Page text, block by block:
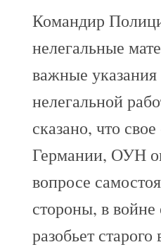
Командир
нелегальные
важные указания
нелегальной
сказано, что
Германии, ОУН
вопросе
стороны, в
разобьет